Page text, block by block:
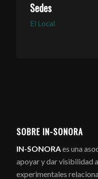
Sedes
El Local
SOBRE IN-SONORA
IN-SONORAes una
apoyar y dar visibilidad
experimentales